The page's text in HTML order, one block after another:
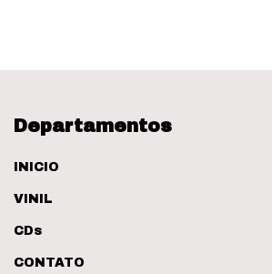
Departamentos
INICIO
VINIL
CDs
CONTATO